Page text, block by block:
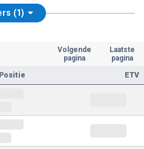
(1)
Volgende
pagina
Laatste
pagina
ETV